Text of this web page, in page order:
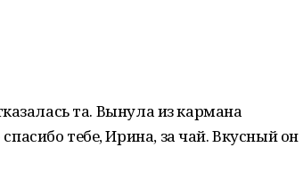
та. Вынула из кармана
тебе, Ирина, за чай. Вкусный он